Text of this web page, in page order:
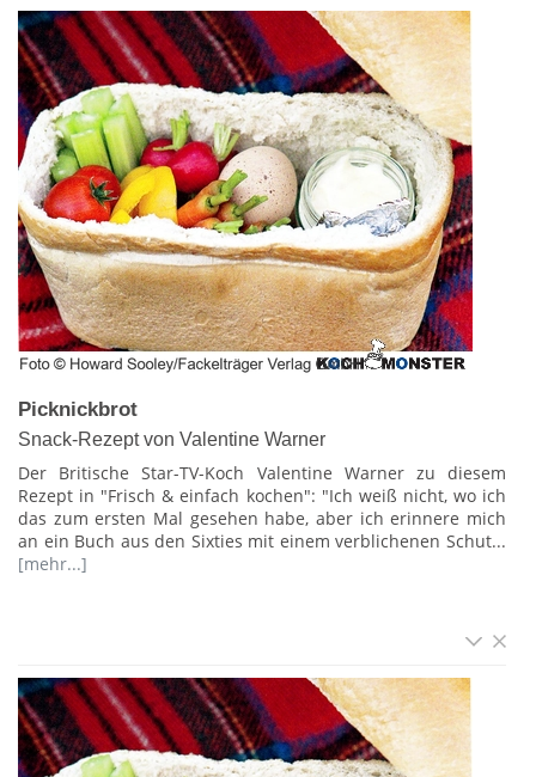
Picknickbrot
Snack-Rezept von Valentine Warner
Der Britische Star-TV-Koch Valentine Warner zu diesem
Rezept in "Frisch & einfach kochen": "Ich weiß nicht, wo ich
das zum ersten Mal gesehen habe, aber ich erinnere mich
an ein Buch aus den Sixties mit einem verblichenen Schut...
[mehr...]